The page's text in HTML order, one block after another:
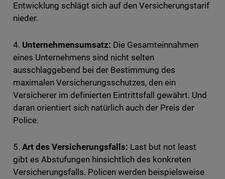
Entwicklung schlägt sich auf den Versicherungstarif
nieder.
4. Unternehmensumsatz: Die Gesamteinnahmen
eines Unternehmens sind nicht selten
ausschlaggebend bei der Bestimmung des
maximalen Versicherungsschutzes, den ein
Versicherer im definierten Eintrittsfall gewährt. Und
daran orientiert sich natürlich auch der Preis der
Police.
5. Art des Versicherungsfalls: Last but not least
gibt es Abstufungen hinsichtlich des konkreten
Versicherungsfalls. Policen werden beispielsweise